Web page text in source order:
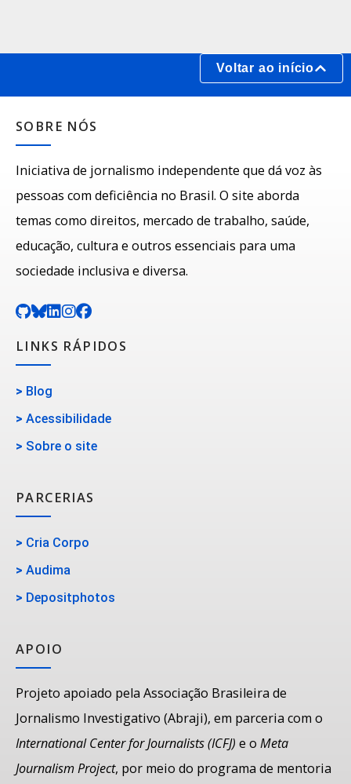
Voltar ao início
SOBRE NÓS
Iniciativa de jornalismo independente que dá voz às
pessoas com deficiência no Brasil. O site aborda
temas como direitos, mercado de trabalho, saúde,
educação, cultura e outros essenciais para uma
sociedade inclusiva e diversa.
LINKS RÁPIDOS
> Blog
> Acessibilidade
> Sobre o site
PARCERIAS
> Cria Corpo
> Audima
> Depositphotos
APOIO
Projeto apoiado pela Associação Brasileira de
Jornalismo Investigativo (Abraji), em parceria com o
International Center for Journalists (ICFJ) e o Meta
Journalism Project, por meio do programa de mentoria